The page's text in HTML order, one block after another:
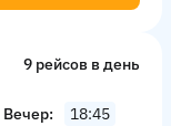
9 рейсов в день
Вечер
18:45